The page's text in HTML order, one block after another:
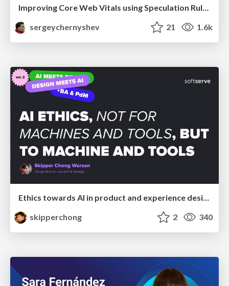
Improving Core Web Vitals using Speculation Rules API
sergeychernyshev
21 1.6k
Ethics towards AI in product and experience design
skipperchong
2 340